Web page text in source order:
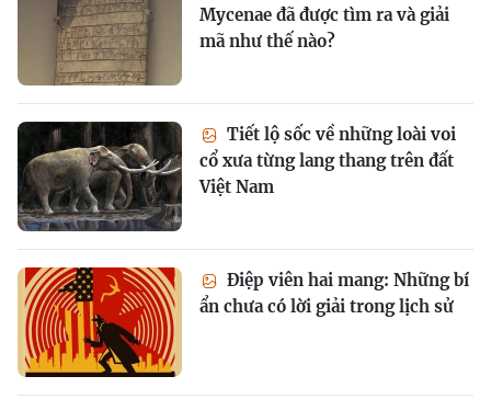
Mycenae đã được tìm ra và giải
mã như thế nào?
Tiết lộ sốc về những loài voi
cổ xưa từng lang thang trên đất
Việt Nam
Điệp viên hai mang: Những bí
ẩn chưa có lời giải trong lịch sử